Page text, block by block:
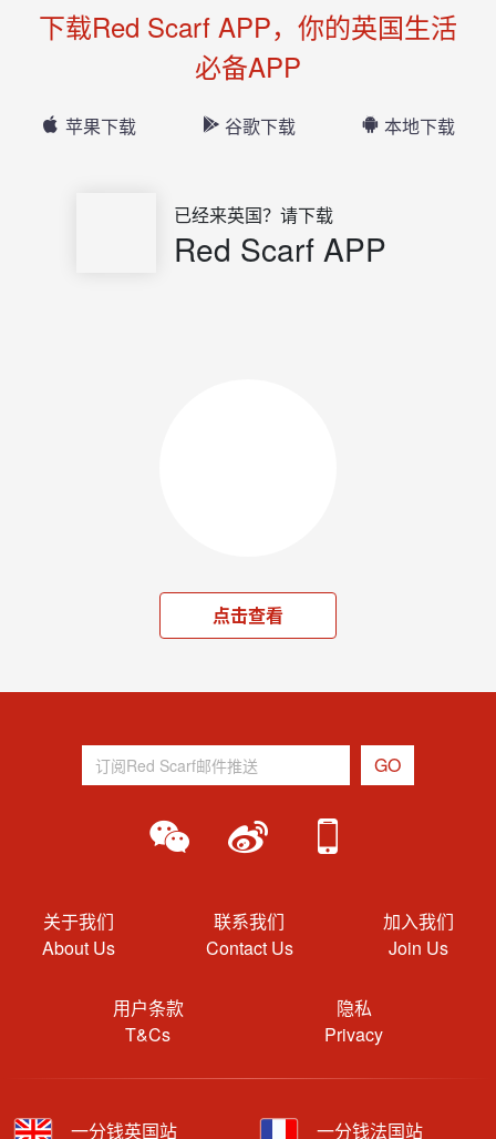
下载Red Scarf APP，你的英国生活
必备APP
苹果下载 谷歌下载 本地下载
已经来英国？请下载
Red Scarf APP
点击查看
关于我们
About Us
联系我们
Contact Us
加入我们
Join Us
用户条款
T&Cs
隐私
Privacy
一分钱英国站 一分钱法国站